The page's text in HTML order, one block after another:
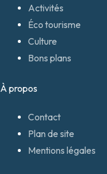
Activités
Éco tourisme
Culture
Bons plans
À propos
Contact
Plan de site
Mentions légales